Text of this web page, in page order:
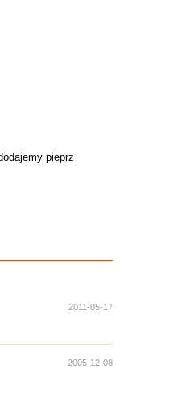
pieprz
2011-05-17
2005-12-08